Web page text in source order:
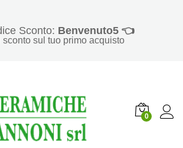
Sconto: Benvenuto5 👈
sconto sul tuo primo acquisto
0